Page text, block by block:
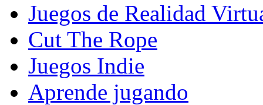
Juegos de Realidad
Cut The Rope
Juegos Indie
Aprende jugando